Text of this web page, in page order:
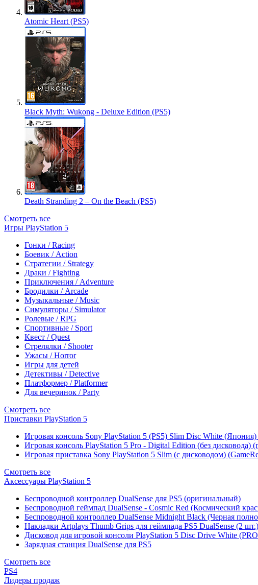
Atomic Heart (PS5)
Black Myth: Wukong - Deluxe Edition (PS5)
Death Stranding 2 – On the Beach (PS5)
Смотреть все
Игры PlayStation 5
Гонки / Racing
Боевик / Action
Стратегии / Strategy
Драки / Fighting
Приключения / Adventure
Бродилки / Arcade
Музыкальные / Music
Симуляторы / Simulator
Ролевые / RPG
Спортивные / Sport
Квест / Quest
Стрелялки / Shooter
Ужасы / Horror
Игры для детей
Детективы / Detective
Платформер / Platformer
Для вечеринок / Party
Смотреть все
Приставки PlayStation 5
Игровая консоль Sony PlayStation 5 (PS5) Slim Disc White
Игровая консоль PlayStation 5 Pro - Digital Edition (без
Игровая приставка Sony PlayStation 5 Slim (с дисководом)
Смотреть все
Аксессуары PlayStation 5
Беспроводной контроллер DualSense для PS5 (оригинальный)
Беспроводной геймпад DualSense - Cosmic Red (Космический
Беспроводной контроллер DualSense Midnight Black (Черная
Накладки Artplays Thumb Grips для геймпада PS5 DualSense (2
Дисковод для игровой консоли PlayStation 5 Disc Drive White
Зарядная станция DualSense для PS5
Смотреть все
PS4
Лидеры продаж